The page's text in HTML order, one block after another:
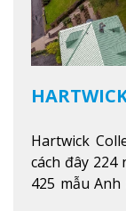
Hartwick
cách đây
425 mẫu